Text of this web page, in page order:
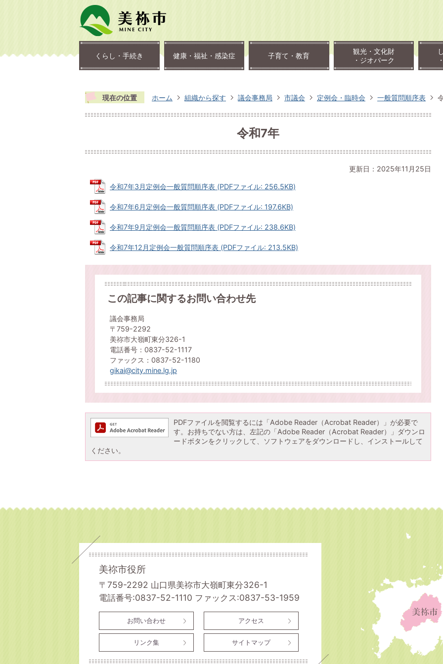
くらし・手続き 健康・福祉・感染症 子育て・教育
観光・文化財
・ジオパーク
現在の位置 ホーム 組織から探す 議会事務局 市議会 定例会・臨時会 一般質問順序表
令和7年
更新日：2025年11月25日
令和7年3月定例会一般質問順序表 (PDFファイル: 256.5KB)
令和7年6月定例会一般質問順序表 (PDFファイル: 197.6KB)
令和7年9月定例会一般質問順序表 (PDFファイル: 238.6KB)
令和7年12月定例会一般質問順序表 (PDFファイル: 213.5KB)
この記事に関するお問い合わせ先
議会事務局
〒759-2292
美祢市大嶺町東分326-1
電話番号：0837-52-1117
ファックス：0837-52-1180
gikai@city.mine.lg.jp
PDFファイルを閲覧するには「Adobe Reader（Acrobat Reader）」が必要で
す。お持ちでない方は、左記の「Adobe Reader（Acrobat Reader）」ダウンロ
ードボタンをクリックして、ソフトウェアをダウンロードし、インストールして
ください。
美祢市役所
〒759-2292 山口県美祢市大嶺町東分326-1
電話番号:0837-52-1110 ファックス:0837-53-1959
お問い合わせ アクセス
リンク集 サイトマップ